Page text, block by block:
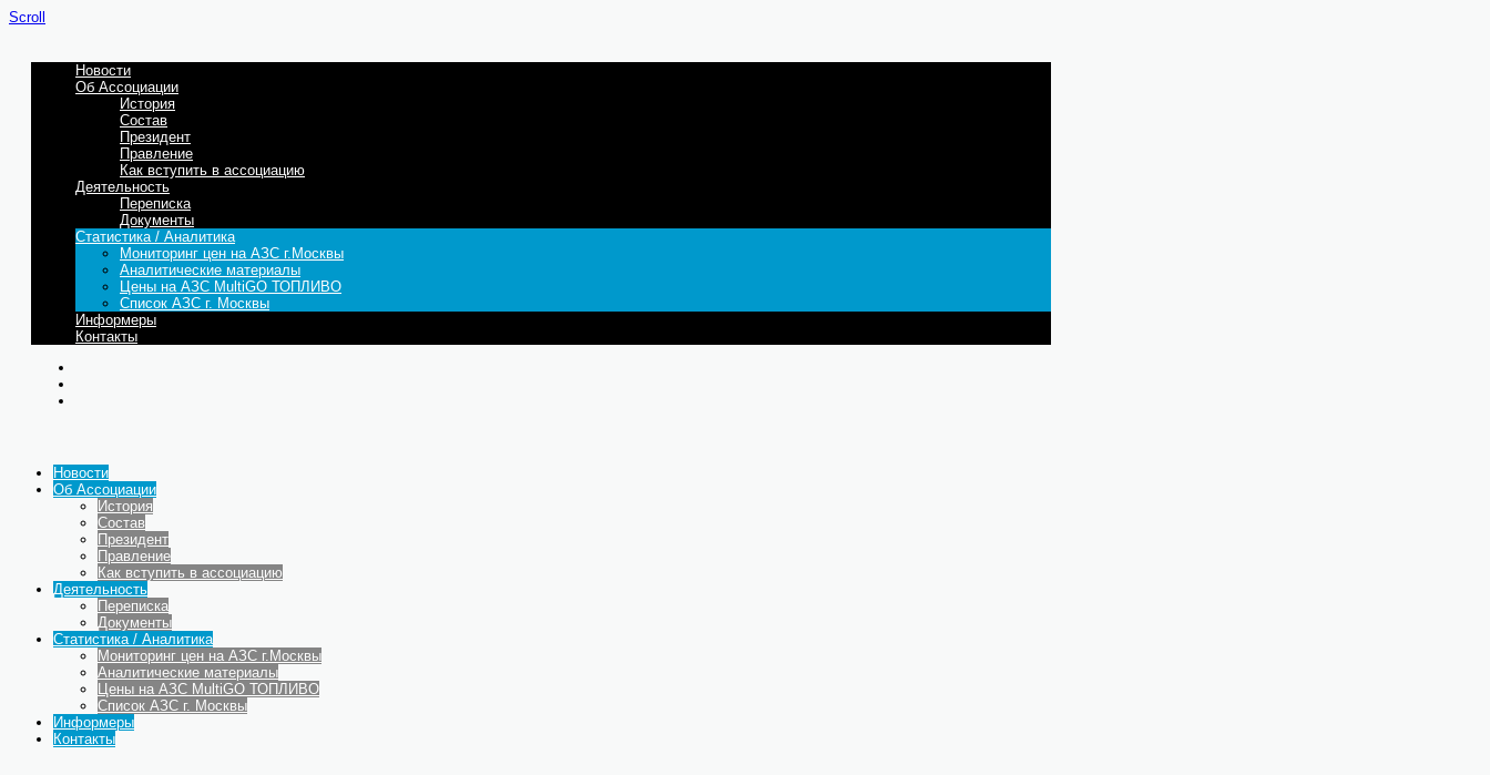
Scroll
Новости
Об Ассоциации
История
Состав
Президент
Правление
Как вступить в ассоциацию
Деятельность
Переписка
Документы
Статистика / Аналитика
Мониторинг цен на АЗС г.Москвы
Аналитические материалы
Цены на АЗС MultiGO ТОПЛИВО
Список АЗС г. Москвы
Информеры
Контакты
Новости
Об Ассоциации
История
Состав
Президент
Правление
Как вступить в ассоциацию
Деятельность
Переписка
Документы
Статистика / Аналитика
Мониторинг цен на АЗС г.Москвы
Аналитические материалы
Цены на АЗС MultiGO ТОПЛИВО
Список АЗС г. Москвы
Информеры
Контакты